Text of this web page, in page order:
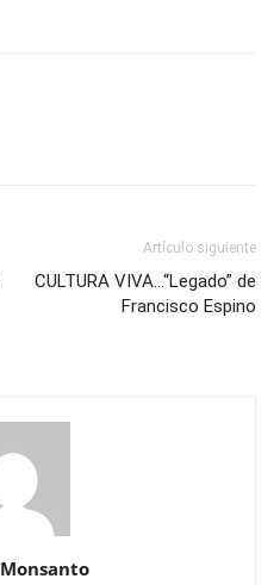
Artículo siguiente
CULTURA VIVA…“Legado” de
Francisco Espino